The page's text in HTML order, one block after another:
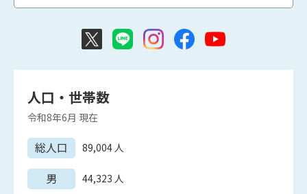
人口・世帯数
令和8年6月 現在
総人口 89,004人
男 44,323 人